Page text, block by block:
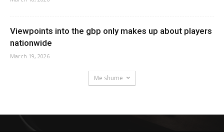
Viewpoints into the gbp only makes up about players
nationwide
March 19, 2026
Me shume